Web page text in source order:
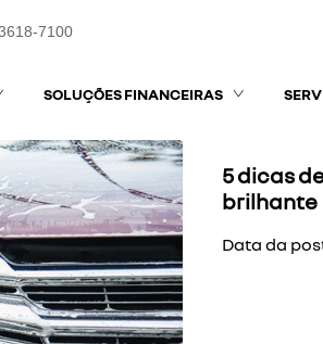
7100
SOLUÇÕES FINANCEIRAS
5 dicas
brilhante
Data da